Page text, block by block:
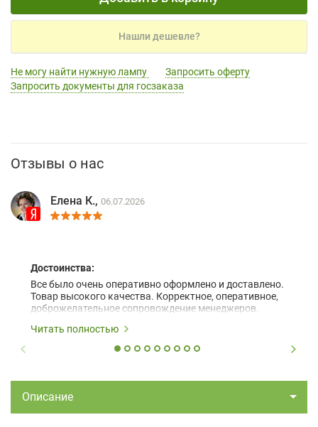
Нашли дешевле?
Не могу найти нужную лампу
Запросить оферту
Запросить документы для госзаказа
Отзывы о нас
Елена К., 06.07.2026
Достоинства:
Все было очень оперативно оформлено и доставлено.
Товар высокого качества. Корректное, оперативное,
доброжелательное сопровождение менеджеров.
Читать полностью
Описание